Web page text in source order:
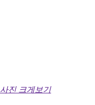
사진 크게보기